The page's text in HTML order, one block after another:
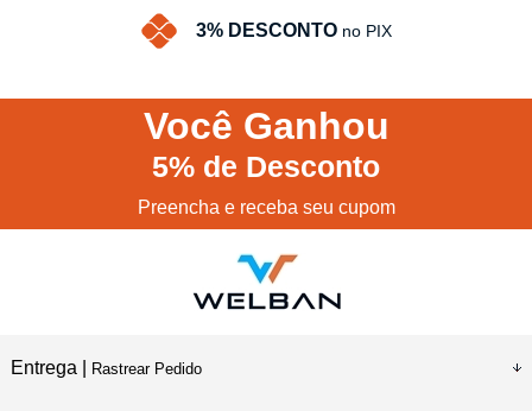
3% DESCONTO no PIX
Você Ganhou
5% de Desconto
Preencha e receba seu cupom
Entrega | Rastrear Pedido